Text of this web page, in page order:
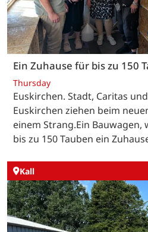
Ein Zuhause für bis zu 150
Thursday
Euskirchen. Stadt, Caritas
Euskirchen ziehen beim
einem Strang.Ein
bis zu 150 Tauben ein
Kall